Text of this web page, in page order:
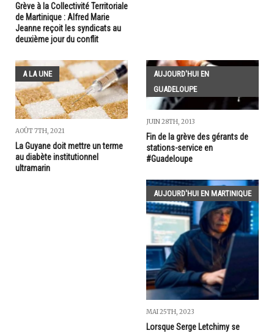
Grève à la Collectivité Territoriale
de Martinique : Alfred Marie
Jeanne reçoit les syndicats au
deuxième jour du conflit
A LA UNE
AOÛT 7TH, 2021
La Guyane doit mettre un terme
au diabète institutionnel
ultramarin
AUJOURD'HUI EN
GUADELOUPE
JUIN 28TH, 2013
Fin de la grève des gérants de
stations-service en
#Guadeloupe
AUJOURD'HUI EN MARTINIQUE
MAI 25TH, 2023
Lorsque Serge Letchimy se